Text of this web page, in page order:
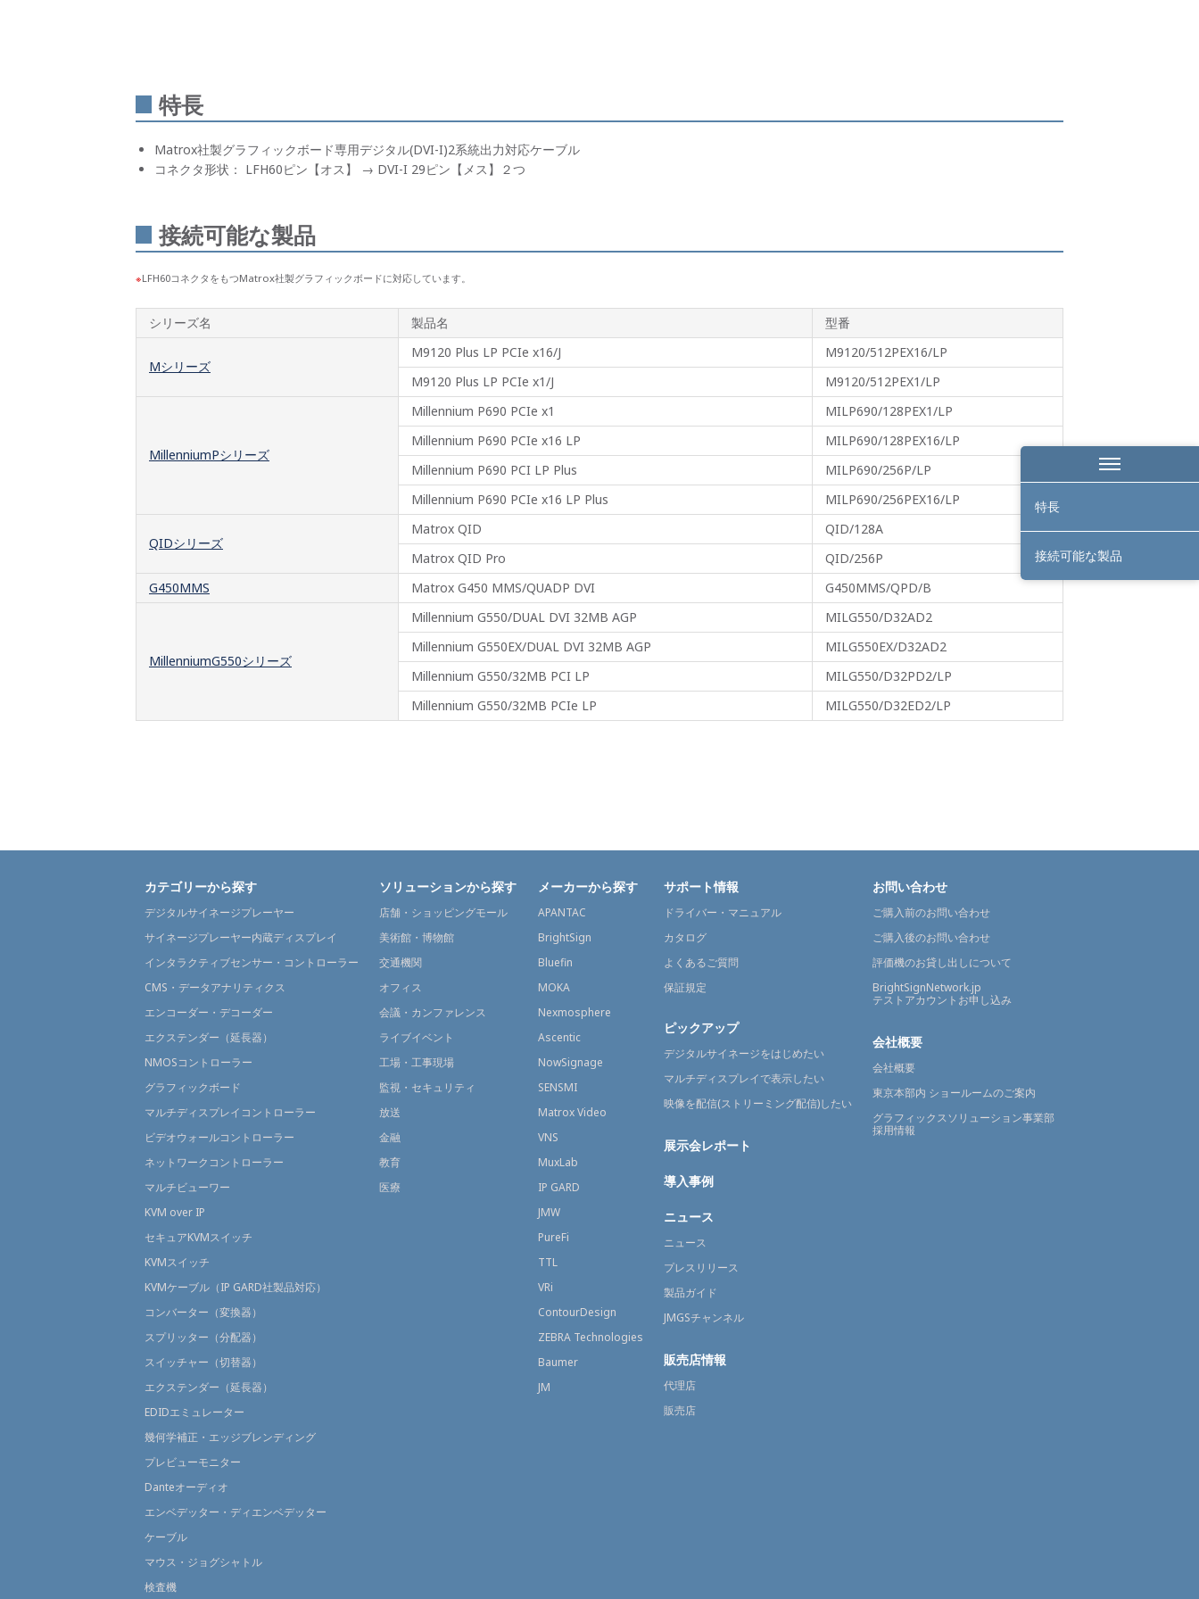
特長
Matrox社製グラフィックボード専用デジタル(DVI-I)2系統出力対応ケーブル
コネクタ形状： LFH60ピン【オス】 → DVI-I 29ピン【メス】２つ
接続可能な製品
LFH60コネクタをもつMatrox社製グラフィックボードに対応しています。
シリーズ名 製品名 型番
Mシリーズ
M9120 Plus LP PCIe x16/J
M9120/512PEX16/LP
M9120 Plus LP PCIe x1/J
M9120/512PEX1/LP
MillenniumPシリーズ
Millennium P690 PCIe x1
MILP690/128PEX1/LP
Millennium P690 PCIe x16 LP
MILP690/128PEX16/LP
Millennium P690 PCI LP Plus
MILP690/256P/LP
Millennium P690 PCIe x16 LP Plus
MILP690/256PEX16/LP
QIDシリーズ
Matrox QID
QID/128A
Matrox QID Pro
QID/256P
G450MMS
Matrox G450 MMS/QUADP DVI G450MMS/QPD/B
MillenniumG550シリーズ
Millennium G550/DUAL DVI 32MB AGP
MILG550/D32AD2
Millennium G550EX/DUAL DVI 32MB AGP
MILG550EX/D32AD2
Millennium G550/32MB PCI LP
MILG550/D32PD2/LP
Millennium G550/32MB PCIe LP
MILG550/D32ED2/LP
特長
接続可能な製品
カテゴリーから探す
デジタルサイネージプレーヤー
サイネージプレーヤー内蔵ディスプレイ
インタラクティブセンサー・コントローラー
CMS・データアナリティクス
エンコーダー・デコーダー
エクステンダー（延長器）
NMOSコントローラー
グラフィックボード
マルチディスプレイコントローラー
ビデオウォールコントローラー
ネットワークコントローラー
マルチビューワー
KVM over IP
セキュアKVMスイッチ
KVMスイッチ
KVMケーブル（IP GARD社製品対応）
コンバーター（変換器）
スプリッター（分配器）
スイッチャー（切替器）
エクステンダー（延長器）
EDIDエミュレーター
幾何学補正・エッジブレンディング
プレビューモニター
Danteオーディオ
エンベデッター・ディエンベデッター
ケーブル
マウス・ジョグシャトル
検査機
ソリューションから探す
店舗・ショッピングモール
美術館・博物館
交通機関
オフィス
会議・カンファレンス
ライブイベント
工場・工事現場
監視・セキュリティ
放送
金融
教育
医療
メーカーから探す
APANTAC
BrightSign
Bluefin
MOKA
Nexmosphere
Ascentic
NowSignage
SENSMI
Matrox Video
VNS
MuxLab
IP GARD
JMW
PureFi
TTL
VRi
ContourDesign
ZEBRA Technologies
Baumer
JM
サポート情報
ドライバー・マニュアル
カタログ
よくあるご質問
保証規定
ピックアップ
デジタルサイネージをはじめたい
マルチディスプレイで表示したい
映像を配信(ストリーミング配信)したい
展示会レポート
導入事例
ニュース
ニュース
プレスリリース
製品ガイド
JMGSチャンネル
販売店情報
代理店
販売店
お問い合わせ
ご購入前のお問い合わせ
ご購入後のお問い合わせ
評価機のお貸し出しについて
BrightSignNetwork.jp
テストアカウントお申し込み
会社概要
会社概要
東京本部内 ショールームのご案内
グラフィックスソリューション事業部
採用情報